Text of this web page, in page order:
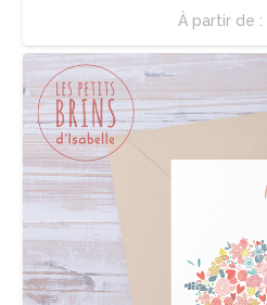
À partir de :